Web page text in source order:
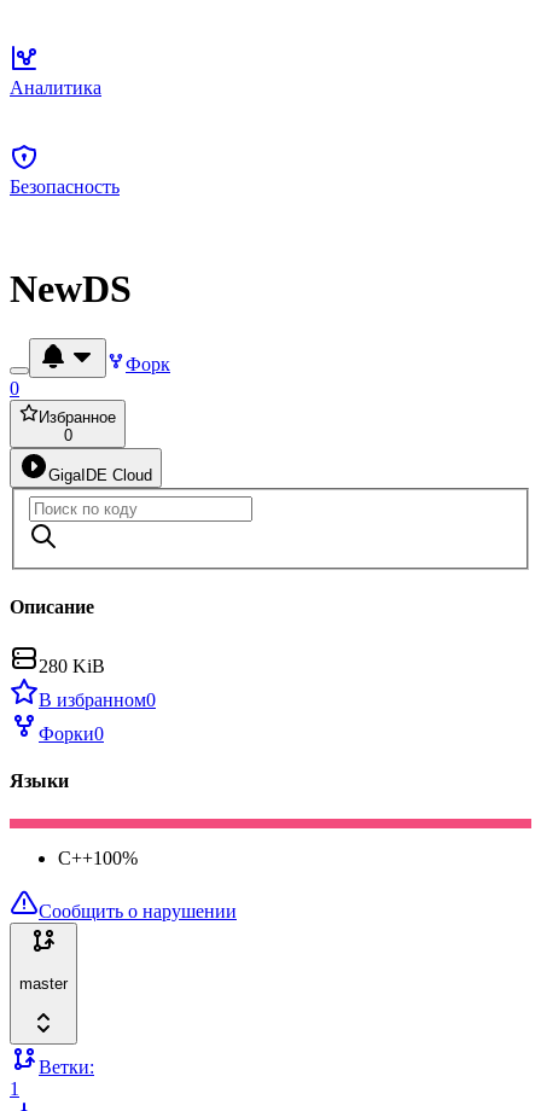
Аналитика
Безопасность
NewDS
Форк
0
Избранное
0
GigaIDE Cloud
Описание
280 KiB
В избранном0
Форки0
Языки
C++100%
Сообщить о нарушении
master
Ветки:
1